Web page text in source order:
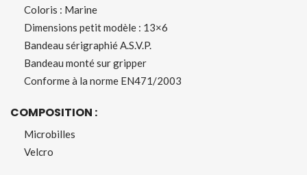
Coloris : Marine
Dimensions petit modèle : 13×6
Bandeau sérigraphié A.S.V.P.
Bandeau monté sur gripper
Conforme à la norme EN471/2003
COMPOSITION :
Microbilles
Velcro